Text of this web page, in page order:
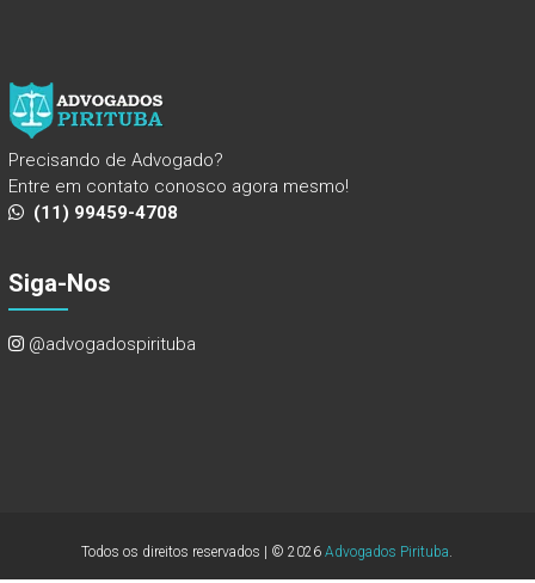
Precisando de Advogado?
Entre em contato conosco agora mesmo!
(11) 99459-4708
Siga-Nos
@advogadospirituba
Todos os direitos reservados | © 2026Advogados Pirituba.